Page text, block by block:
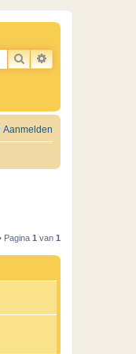
ZOEKUITGEBREID
Aanmelden
Pagina 1 van 1